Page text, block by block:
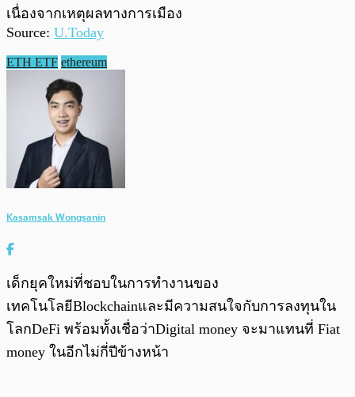
เนื่องจากเหตุผลทางการเมือง
Source: U.Today
ETH ETF ethereum
Kasamsak Wongsanin
เด็กยุคใหม่ที่ชอบในการทำงานของ
เทคโนโลยีBlockchainและมีความสนใจกับการลงทุนใน
โลกDeFi พร้อมทั้งเชื่อว่าDigital money จะมาแทนที่ Fiat
money ในอีกไม่กี่ปีข้างหน้า